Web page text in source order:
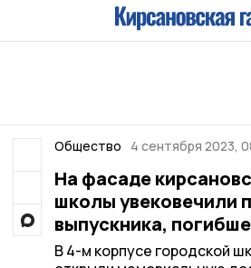
Общество 4 сентября 2023,
На фасаде
школы увековечили
выпускника,
В 4-м корпусе городской